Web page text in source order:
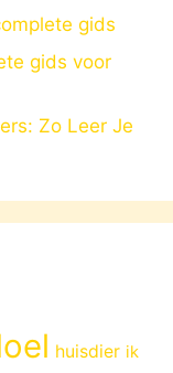
gids
gids voor
Zo Leer Je
huisdier ik